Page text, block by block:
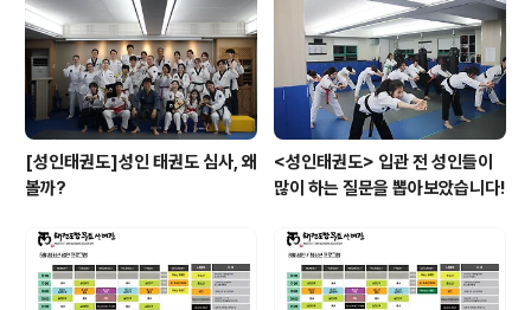
[성인태권도]성인 태권도 심사, 왜
볼까?
<성인태권도> 입관 전 성인들이
많이 하는 질문을 뽑아보았습니다!